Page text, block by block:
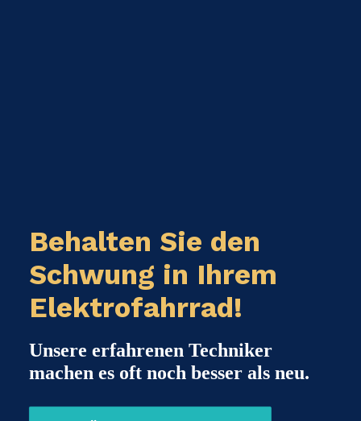
Behalten Sie den
Schwung in Ihrem
Elektrofahrrad!
Unsere erfahrenen Techniker
machen es oft noch besser als neu.